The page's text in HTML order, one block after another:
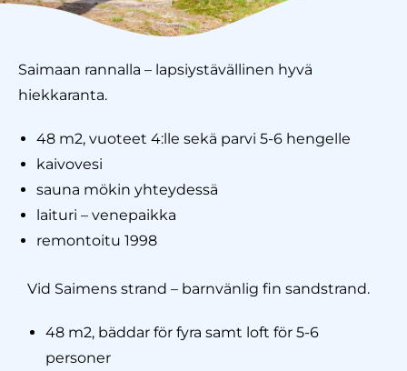
Saimaan rannalla – lapsiystävällinen hyvä
hiekkaranta.
48 m2, vuoteet 4:lle sekä parvi 5-6 hengelle
kaivovesi
sauna mökin yhteydessä
laituri – venepaikka
remontoitu 1998
Vid Saimens strand – barnvänlig fin sandstrand.
48 m2, bäddar för fyra samt loft för 5-6
personer